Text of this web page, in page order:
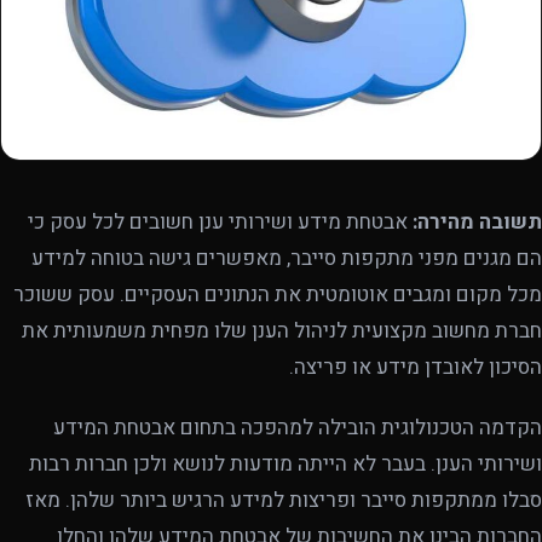
תשובה מהירה: אבטחת מידע ושירותי ענן חשובים לכל עסק כי
הם מגנים מפני מתקפות סייבר, מאפשרים גישה בטוחה למידע
מכל מקום ומגבים אוטומטית את הנתונים העסקיים. עסק ששוכר
חברת מחשוב מקצועית לניהול הענן שלו מפחית משמעותית את
הסיכון לאובדן מידע או פריצה.
הקדמה הטכנולוגית הובילה למהפכה בתחום אבטחת המידע
ושירותי הענן. בעבר לא הייתה מודעות לנושא ולכן חברות רבות
סבלו ממתקפות סייבר ופריצות למידע הרגיש ביותר שלהן. מאז